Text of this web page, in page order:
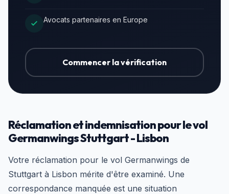
Réclamation et indemnisation pour le vol
Germanwings Stuttgart - Lisbon
Votre réclamation pour le vol Germanwings de
Stuttgart à Lisbon mérite d'être examiné. Une
correspondance manquée est une situation
Avocats partenaires en Europe
Commencer la vérification